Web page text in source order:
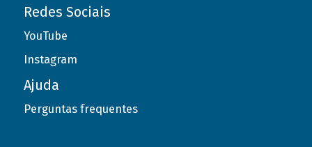
Redes Sociais
YouTube
Instagram
Ajuda
Perguntas frequentes